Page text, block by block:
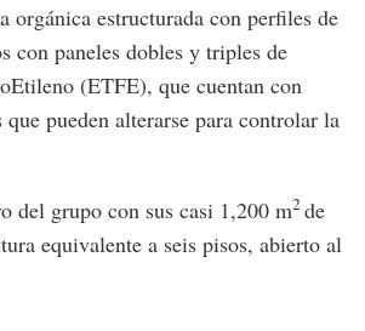
orgánica estructurada con perfiles de
con paneles dobles y triples de
(ETFE), que cuentan con
pueden alterarse para controlar la
del grupo con sus casi 1,200 m2de
equivalente a seis pisos, abierto al